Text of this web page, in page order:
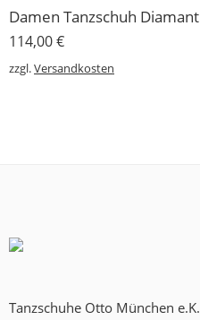
114,00€
zzgl.Versandkosten
Tanzschuhe Otto München e.K.